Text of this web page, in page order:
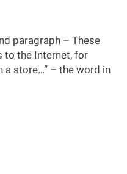
paragraph – These
to the Internet, for
a store…” – the word in